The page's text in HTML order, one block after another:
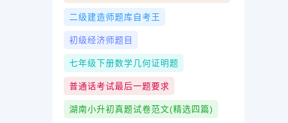
二级建造师题库自考王
初级经济师题目
七年级下册数学几何证明题
普通话考试最后一题要求
湖南小升初真题试卷范文(精选四篇)